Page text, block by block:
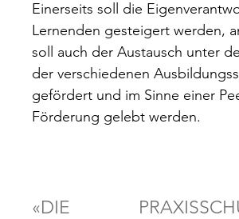
Einerseits soll die
Lernenden gesteigert werden,
soll auch der Austausch unter
der verschiedenen
gefördert und im Sinne einer
Förderung gelebt werden.
«DIE